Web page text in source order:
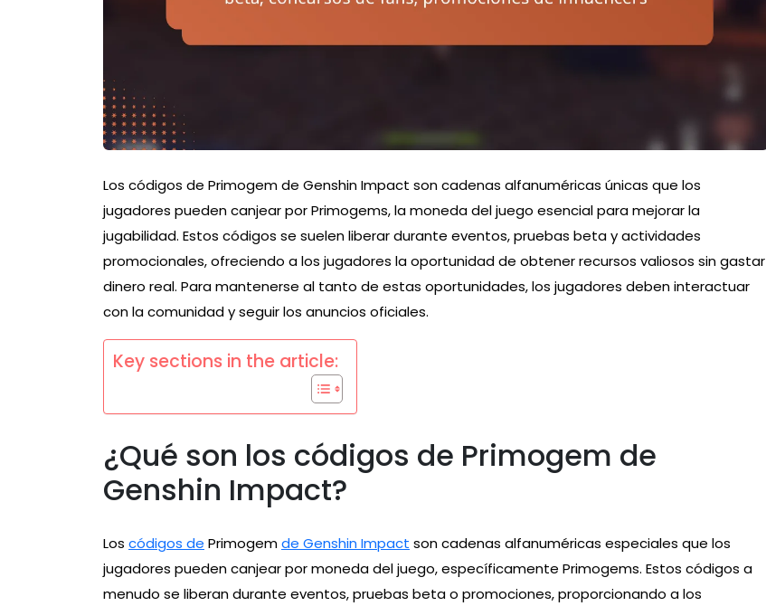
Los códigos de Primogem de Genshin Impact son cadenas alfanuméricas únicas que los
jugadores pueden canjear por Primogems, la moneda del juego esencial para mejorar la
jugabilidad. Estos códigos se suelen liberar durante eventos, pruebas beta y actividades
promocionales, ofreciendo a los jugadores la oportunidad de obtener recursos valiosos sin gastar
dinero real. Para mantenerse al tanto de estas oportunidades, los jugadores deben interactuar
con la comunidad y seguir los anuncios oficiales.
Key sections in the article:
¿Qué son los códigos de Primogem de
Genshin Impact?
Los códigos de Primogemde Genshin Impact son cadenas alfanuméricas especiales que los
jugadores pueden canjear por moneda del juego, específicamente Primogems. Estos códigos a
menudo se liberan durante eventos, pruebas beta o promociones, proporcionando a los